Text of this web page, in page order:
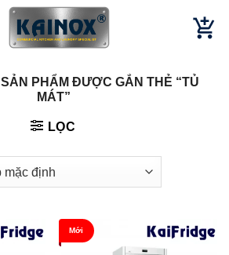
SẢN PHẨM ĐƯỢC GẮN THẺ “TỦ
MÁT”
LỌC
Mới